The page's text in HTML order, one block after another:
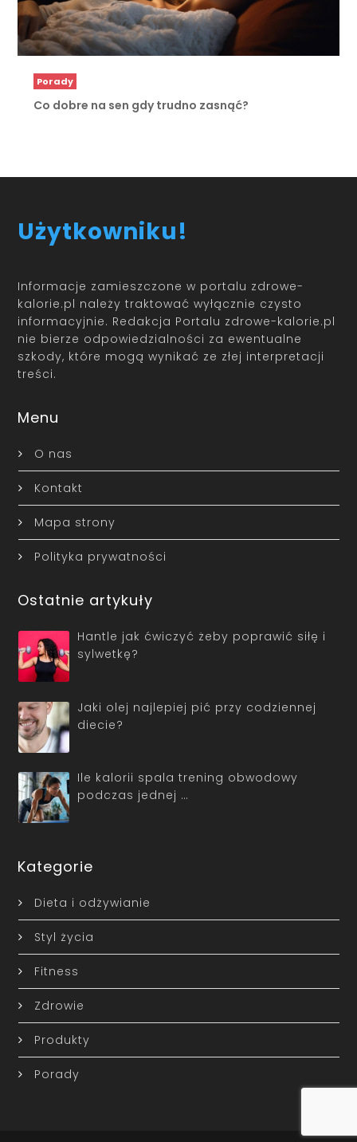
Porady
Co dobre na sen gdy trudno zasnąć?
Użytkowniku!
Informacje zamieszczone w portalu zdrowe-
kalorie.pl należy traktować wyłącznie czysto
informacyjnie. Redakcja Portalu zdrowe-kalorie.pl
nie bierze odpowiedzialności za ewentualne
szkody, które mogą wynikać ze złej interpretacji
treści.
Menu
O nas
Kontakt
Mapa strony
Polityka prywatności
Ostatnie artykuły
Hantle jak ćwiczyć żeby poprawić siłę i
sylwetkę?
Jaki olej najlepiej pić przy codziennej
diecie?
Ile kalorii spala trening obwodowy
podczas jednej …
Kategorie
Dieta i odżywianie
Styl życia
Fitness
Zdrowie
Produkty
Porady